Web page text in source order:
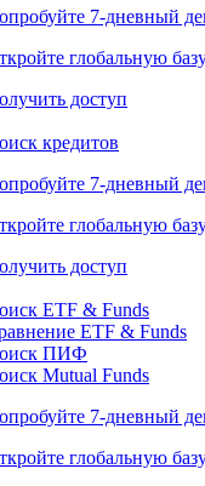
7-дневный
глобальную
доступ
кредитов
7-дневный
глобальную
доступ
ETF & Funds
ETF & Funds
ПИФ
Mutual Funds
7-дневный
глобальную